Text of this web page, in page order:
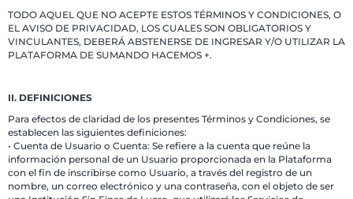
TODO AQUEL QUE NO ACEPTE ESTOS TÉRMINOS Y CONDICIONES, O
EL AVISO DE PRIVACIDAD, LOS CUALES SON OBLIGATORIOS Y
VINCULANTES, DEBERÁ ABSTENERSE DE INGRESAR Y/O UTILIZAR LA
PLATAFORMA DE SUMANDO HACEMOS +.
II. DEFINICIONES
Para efectos de claridad de los presentes Términos y Condiciones, se
establecen las siguientes definiciones:
• Cuenta de Usuario o Cuenta: Se refiere a la cuenta que reúne la
información personal de un Usuario proporcionada en la Plataforma
con el fin de inscribirse como Usuario, a través del registro de un
nombre, un correo electrónico y una contraseña, con el objeto de ser